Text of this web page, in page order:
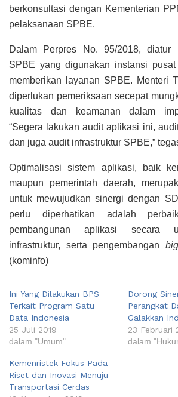
berkonsultasi dengan Kementerian
pelaksanaan SPBE.
Dalam Perpres No. 95/2018, diatur
SPBE yang digunakan instansi
memberikan layanan SPBE. Menteri
diperlukan pemeriksaan secepat
kualitas dan keamanan dalam
“Segera lakukan audit aplikasi ini,
dan juga audit infrastruktur SPBE,”
Optimalisasi sistem aplikasi, baik
maupun pemerintah daerah,
untuk mewujudkan sinergi dengan
perlu diperhatikan adalah
pembangunan aplikasi secara
infrastruktur, serta pengembangan
(kominfo)
Ini Yang Dilakukan BPS
Terkait Program Satu
Data Indonesia
25 Juli 2019
dalam "Umum"
Dorong
Perangkat
Galakkan
23 Februari
dalam
Kemenristek Fokus Pada
Riset dan Inovasi Menuju
Transportasi Cerdas